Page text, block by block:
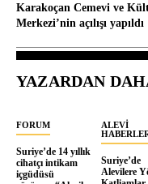
Karakoçan Cemevi ve
Merkezi’nin açılışı yapıldı
YAZARDAN
FORUM
Suriye’de 14 yıllık
cihatçı intikam
içgüdüsü
ALEVI
Suriye’de
Alevilere